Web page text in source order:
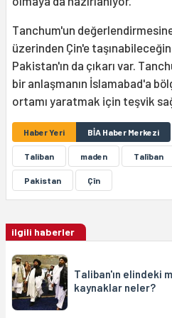
Tanchum'un
üzerinden Çin'e
Pakistan'ın da çıkarı var.
bir anlaşmanın İslamabad'a
ortamı yaratmak için teşvik
Haber Yeri BİA Haber Merkezi
Taliban maden Talîban
Pakistan Çîn
ilgili haberler
Taliban'ın elindeki
kaynaklar neler?